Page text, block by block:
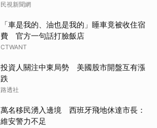
民視新聞網
「車是我的、油也是我的」睡車竟被收住宿
費 官方一句話打臉飯店
CTWANT
投資人關注中東局勢 美國股市開盤互有漲
跌
路透社
萬名移民湧入邊境 西班牙飛地休達市長：
維安警力不足